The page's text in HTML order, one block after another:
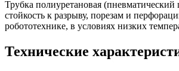
Трубка полиуретановая
стойкость к разрыву, порезам и
робототехнике, в условиях низких
Технические